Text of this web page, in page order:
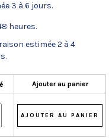
3 à 6 jours.
heures.
estimée 2 à 4
Ajouter au panier